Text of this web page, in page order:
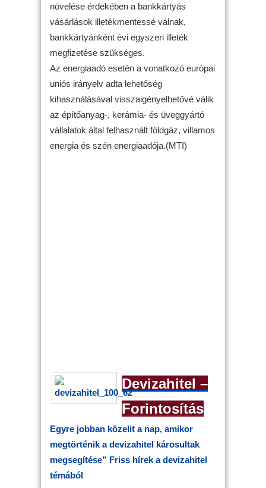
növelése érdekében a bankkártyás
vásárlások illetékmentessé válnak,
bankkártyánként évi egyszeri illeték
megfizetése szükséges.
Az energiaadó esetén a vonatkozó európai
uniós irányelv adta lehetőség
kihasználásával visszaigényelhetővé válik
az építőanyag-, kerámia- és üveggyártó
vállalatok által felhasznált földgáz, villamos
energia és szén energiaadója.(MTI)
Devizahitel –
Forintosítás
Egyre jobban közelit a nap, amikor
megtörténik a devizahitel károsultak
megsegítése” Friss hírek a devizahitel
témából